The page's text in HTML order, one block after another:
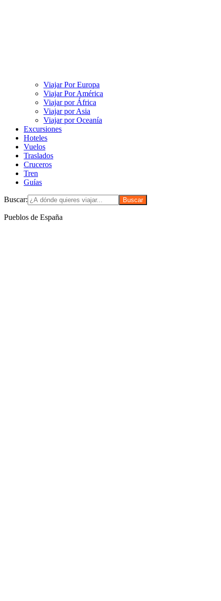
Viajar Por Europa
Viajar Por América
Viajar por África
Viajar por Asia
Viajar por Oceanía
Excursiones
Hoteles
Vuelos
Traslados
Cruceros
Tren
Guías
Buscar:
Pueblos de España